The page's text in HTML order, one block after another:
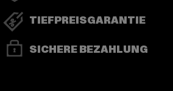
TIEFPREISGARANTIE
SICHERE BEZAHLUNG